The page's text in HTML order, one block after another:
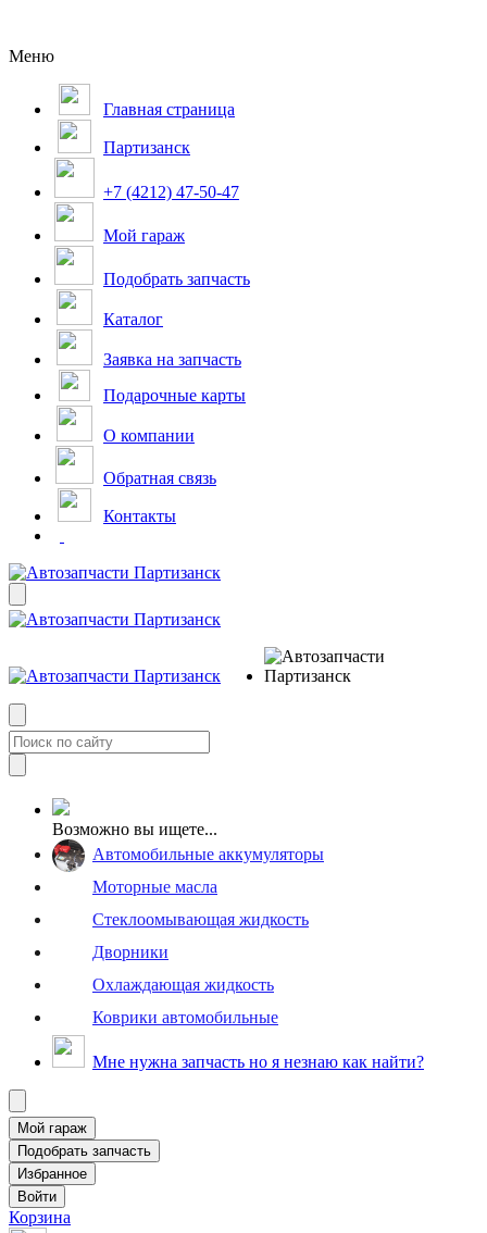
Меню
Главная страница
Партизанск
+7 (4212) 47-50-47
Мой гараж
Подобрать запчасть
Каталог
Заявка на запчасть
Подарочные карты
О компании
Обратная связь
Контакты
Возможно вы ищете...
Автомобильные аккумуляторы
Моторные масла
Стеклоомывающая жидкость
Дворники
Охлаждающая жидкость
Коврики автомобильные
Мне нужна запчасть но я незнаю как найти?
Корзина